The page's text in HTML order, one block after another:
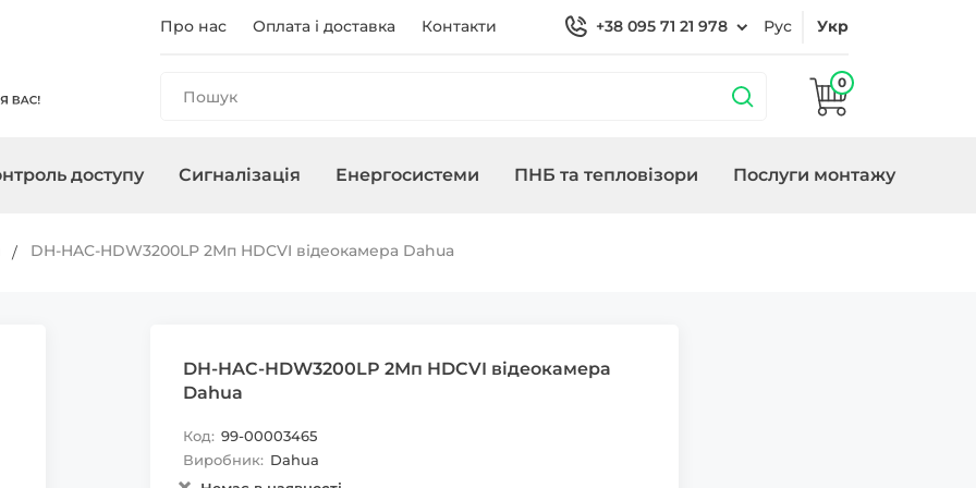
Про нас Оплата і доставка Контакти +38 095 71 21 978 Рус Укр
0
доступу Сигналізація Енергосистеми ПНБ та тепловізори Послуги монтажу
DH-HAC-HDW3200LP 2Мп HDCVI відеокамера Dahua
DH-HAC-HDW3200LP 2Мп HDCVI відеокамера
Dahua
Код: 99-00003465
Виробник: Dahua